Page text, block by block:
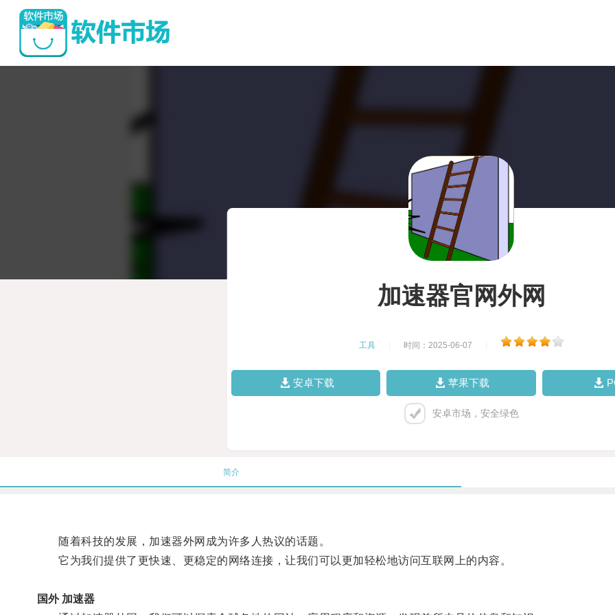
加速器官网外网
工具 时间：2025-06-07
安卓下载 苹果下载
安卓市场，安全绿色
简介
随着科技的发展，加速器外网成为许多人热议的话题。
它为我们提供了更快速、更稳定的网络连接，让我们可以更加轻松地访问互联网上的内容。
国外 加速器